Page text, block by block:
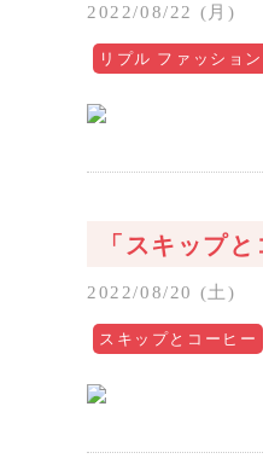
2022/08/22 (月)
リプル ファッション
「スキップ
2022/08/20 (土)
スキップとコーヒー